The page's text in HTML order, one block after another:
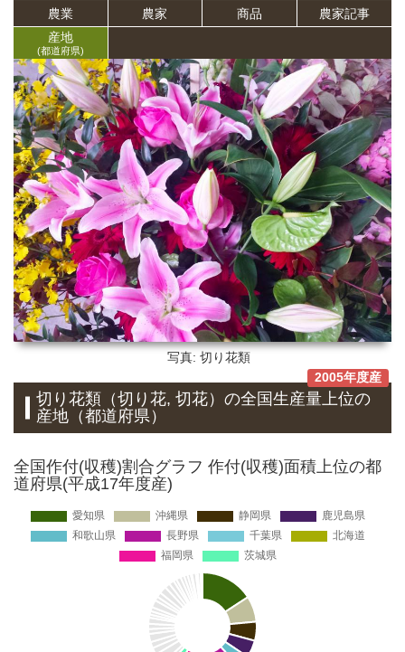
農業 農家 商品
農家記事
産地
(都道府県)
写真: 切り花類
2005年度産
切り花類（切り花, 切花）の全国生産量上位の
産地 （都道府県）
全国作付(収穫)割合グラフ 作付(収穫)面積上位の都
道府県(平成17年度産)